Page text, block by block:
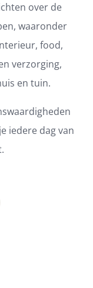
over de
waaronder
food,
verzorging,
en tuin.
iedere dag van